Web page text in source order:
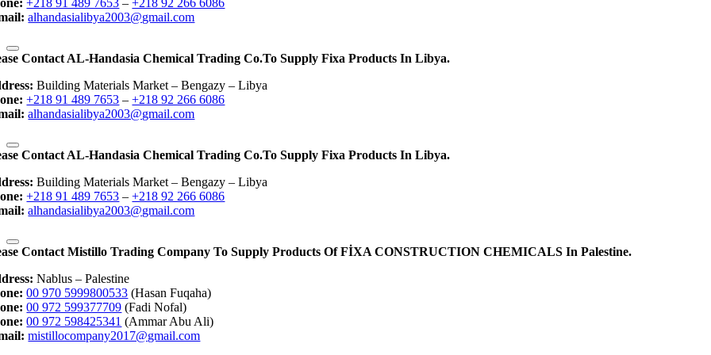
+218 91 489 7653 –+218 92 266 6086
alhandasialibya2003@gmail.com
Contact AL-Handasia Chemical Trading Co.to Supply Fixa Products In Libya.
Building Materials Market – Bengazy – Libya
+218 91 489 7653 –+218 92 266 6086
alhandasialibya2003@gmail.com
Contact AL-Handasia Chemical Trading Co.to Supply Fixa Products In Libya.
Building Materials Market – Bengazy – Libya
+218 91 489 7653 –+218 92 266 6086
alhandasialibya2003@gmail.com
Contact Mistillo Trading Company To Supply Products Of FİXA CONSTRUCTION CHEMICALS In Palestine.
Nablus – Palestine
00 970 5999800533 (Hasan Fuqaha)
00 972 599377709 (Fadi Nofal)
00 972 598425341 (Ammar Abu Ali)
mistillocompany2017@gmail.com